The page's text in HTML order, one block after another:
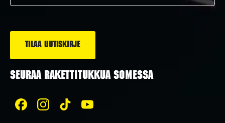
SEURAA RAKETTITUKKUA SOMESSA